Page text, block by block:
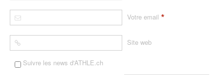
Votre email *
Site web
Suivre les news d'ATHLE.ch